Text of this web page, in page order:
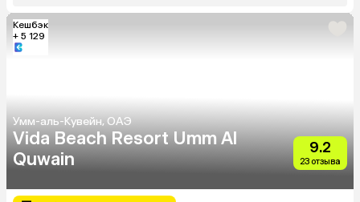
Кешбэк
+ 5 129
Умм-аль-Кувейн, ОАЭ
Vida Beach Resort Umm Al
Quwain
9.2
23 отзыва